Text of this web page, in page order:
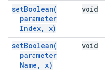
setBoolean(
parameter
Index, x)
void
setBoolean(
parameter
Name , x)
void